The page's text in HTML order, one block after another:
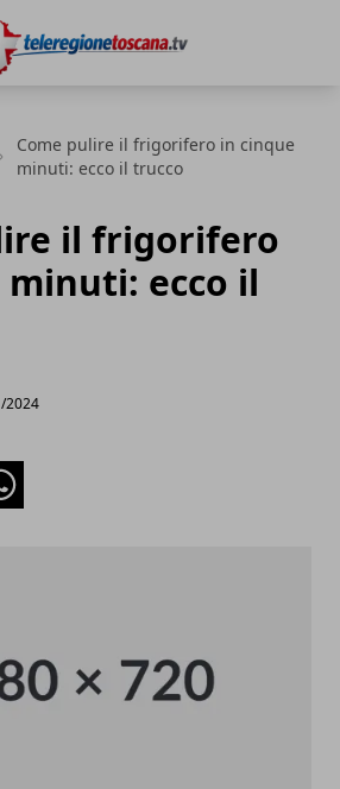
Come pulire il frigorifero in cinque
minuti: ecco il trucco
il frigorifero
ecco il
2024